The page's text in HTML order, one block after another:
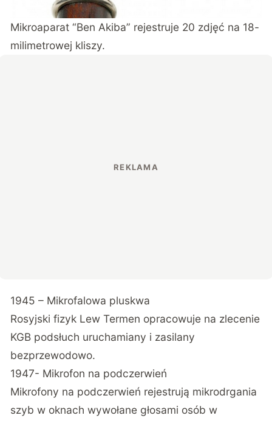
Mikroaparat “Ben Akiba” rejestruje 20 zdjęć na 18-
milimetrowej kliszy.
1945 – Mikrofalowa pluskwa
Rosyjski fizyk Lew Termen opracowuje na zlecenie
KGB podsłuch uruchamiany i zasilany
bezprzewodowo.
1947- Mikrofon na podczerwień
Mikrofony na podczerwień rejestrują mikrodrgania
szyb w oknach wywołane głosami osób w